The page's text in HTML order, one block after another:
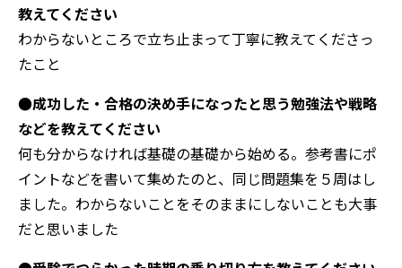
教えてください
わからないところで立ち止まって丁寧に教えてくださっ
たこと
●成功した・合格の決め手になったと思う勉強法や戦略
などを教えてください
何も分からなければ基礎の基礎から始める。参考書にポ
イントなどを書いて集めたのと、同じ問題集を５周はし
ました。わからないことをそのままにしないことも大事
だと思いました